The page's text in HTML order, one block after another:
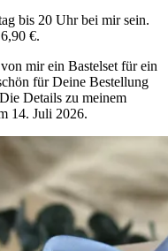
bis 20 Uhr bei mir sein.
€.
mir ein Bastelset für ein
für Deine Bestellung
Details zu meinem
14. Juli 2026.